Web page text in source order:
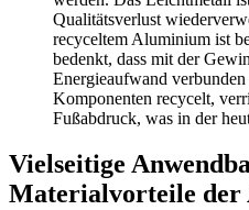
Qualitätsverlust
recyceltem Aluminium ist
bedenkt, dass mit der
Energieaufwand
Komponenten recycelt,
Fußabdruck, was in der
Vielseitige
Materialvorteile der